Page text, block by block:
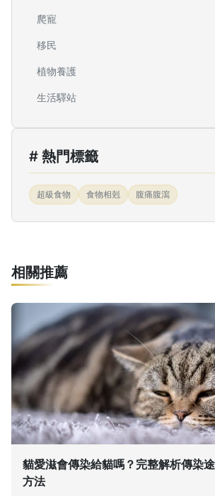
爬寵
移民
植物養護
生活驛站
# 熱門標籤
超級食物 食物相剋 腹痛腹瀉
相關推薦
貓愛滋會傳染給貓嗎？完整解析傳染
方法